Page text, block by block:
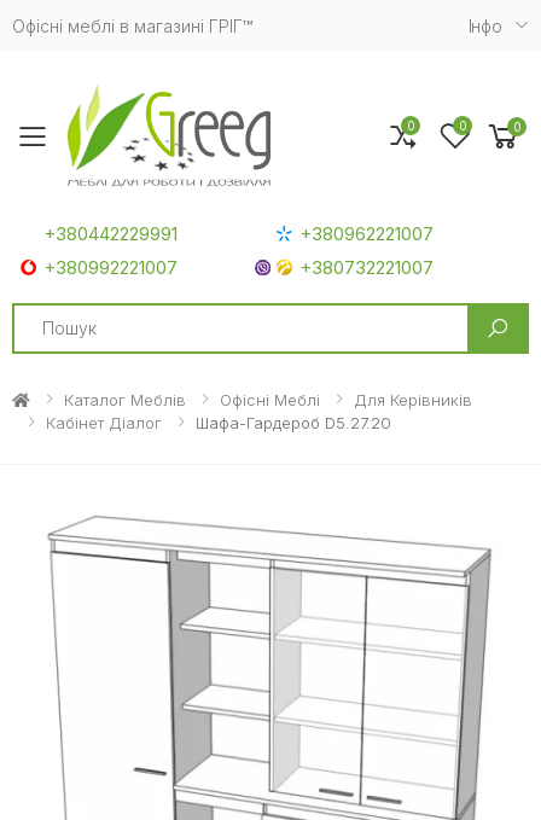
Офісні меблі в магазині ГРІГ™ Iнфо
Toggle mobile menu
+380442229991
+380962221007
+380992221007
+380732221007
Search
0 0 0
Каталог Меблів Офісні Меблі
Для Керівників
Кабінет Діалог
Шафа-Гардероб D5.27.20